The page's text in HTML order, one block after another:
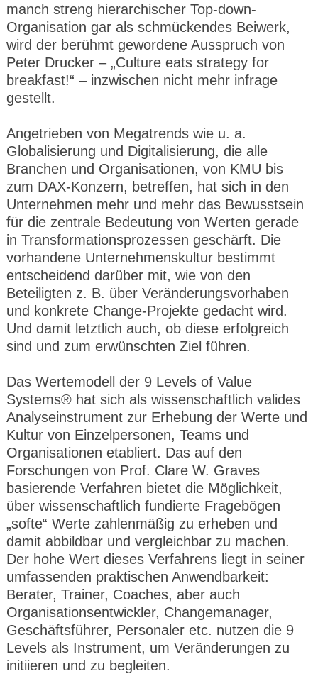
manch streng hierarchischer Top-down-
Organisation gar als schmückendes Beiwerk,
wird der berühmt gewordene Ausspruch von
Peter Drucker – „Culture eats strategy for
breakfast!“ – inzwischen nicht mehr infrage
gestellt.
Angetrieben von Megatrends wie u. a.
Globalisierung und Digitalisierung, die alle
Branchen und Organisationen, von KMU bis
zum DAX-Konzern, betreffen, hat sich in den
Unternehmen mehr und mehr das Bewusstsein
für die zentrale Bedeutung von Werten gerade
in Transformationsprozessen geschärft. Die
vorhandene Unternehmenskultur bestimmt
entscheidend darüber mit, wie von den
Beteiligten z. B. über Veränderungsvorhaben
und konkrete Change-Projekte gedacht wird.
Und damit letztlich auch, ob diese erfolgreich
sind und zum erwünschten Ziel führen.
Das Wertemodell der 9 Levels of Value
Systems® hat sich als wissenschaftlich valides
Analyseinstrument zur Erhebung der Werte und
Kultur von Einzelpersonen, Teams und
Organisationen etabliert. Das auf den
Forschungen von Prof. Clare W. Graves
basierende Verfahren bietet die Möglichkeit,
über wissenschaftlich fundierte Fragebögen
„softe“ Werte zahlenmäßig zu erheben und
damit abbildbar und vergleichbar zu machen.
Der hohe Wert dieses Verfahrens liegt in seiner
umfassenden praktischen Anwendbarkeit:
Berater, Trainer, Coaches, aber auch
Organisationsentwickler, Changemanager,
Geschäftsführer, Personaler etc. nutzen die 9
Levels als Instrument, um Veränderungen zu
initiieren und zu begleiten.